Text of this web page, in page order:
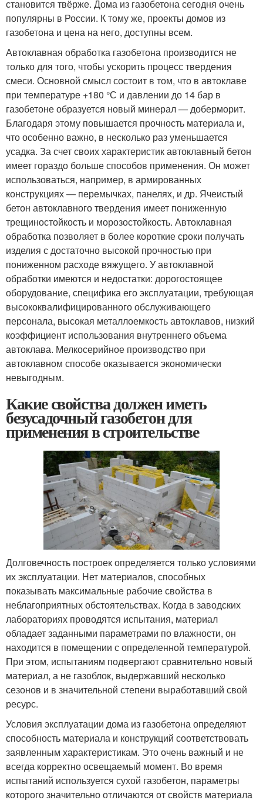
становится твёрже. Дома из газобетона сегодня очень
популярны в России. К тому же, проекты домов из
газобетона и цена на него, доступны всем.
Автоклавная обработка газобетона производится не
только для того, чтобы ускорить процесс твердения
смеси. Основной смысл состоит в том, что в автоклаве
при температуре +180 °С и давлении до 14 бар в
газобетоне образуется новый минерал — доберморит.
Благодаря этому повышается прочность материала и,
что особенно важно, в несколько раз уменьшается
усадка. За счет своих характеристик автоклавный бетон
имеет гораздо больше способов применения. Он может
использоваться, например, в армированных
конструкциях — перемычках, панелях, и др. Ячеистый
бетон автоклавного твердения имеет пониженную
трещиностойкость и морозостойкость. Автоклавная
обработка позволяет в более короткие сроки получать
изделия с достаточно высокой прочностью при
пониженном расходе вяжущего. У автоклавной
обработки имеются и недостатки: дорогостоящее
оборудование, специфика его эксплуатации, требующая
высококвалифицированного обслуживающего
персонала, высокая металлоемкость автоклавов, низкий
коэффициент использования внутреннего объема
автоклава. Мелкосерийное производство при
автоклавном способе оказывается экономически
невыгодным.
Какие свойства должен иметь
безусадочный газобетон для
применения в строительстве
Долговечность построек определяется только условиями
их эксплуатации. Нет материалов, способных
показывать максимальные рабочие свойства в
неблагоприятных обстоятельствах. Когда в заводских
лабораториях проводятся испытания, материал
обладает заданными параметрами по влажности, он
находится в помещении с определенной температурой.
При этом, испытаниям подвергают сравнительно новый
материал, а не газоблок, выдержавший несколько
сезонов и в значительной степени выработавший свой
ресурс.
Условия эксплуатации дома из газобетона определяют
способность материала и конструкций соответствовать
заявленным характеристикам. Это очень важный и не
всегда корректно освещаемый момент. Во время
испытаний используется сухой газобетон, параметры
которого значительно отличаются от свойств материала